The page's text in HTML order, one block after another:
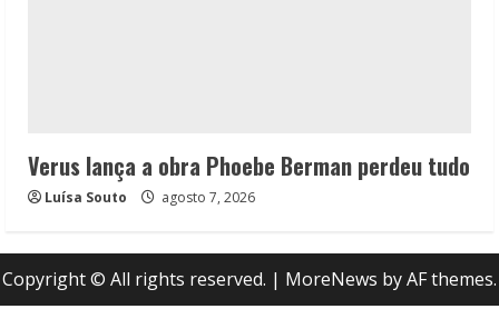
Verus lança a obra Phoebe Berman perdeu tudo
Luísa Souto agosto 7, 2026
Copyright © All rights reserved. | MoreNews by AF themes.